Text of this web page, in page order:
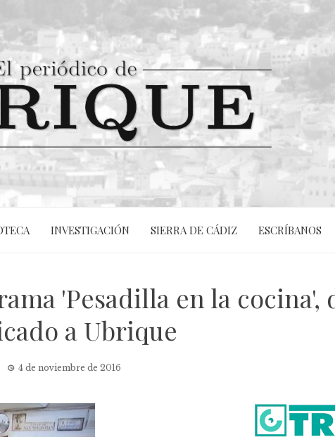
INVESTIGACIÓN SIERRA DE CÁDIZ ESCRÍBANOS
'Pesadilla en la cocina',
a Ubrique
4 de noviembre de 2016